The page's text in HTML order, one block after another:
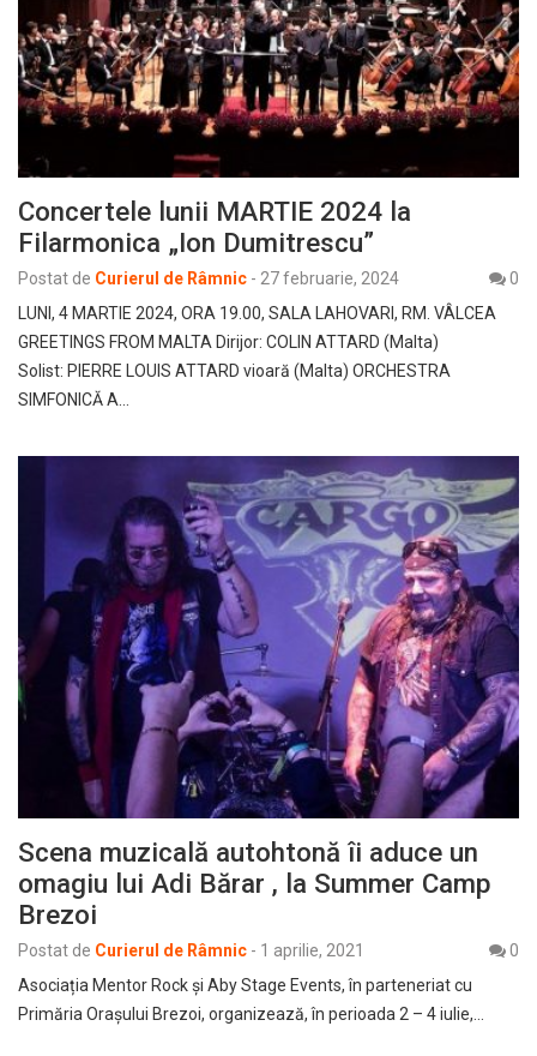
Concertele lunii MARTIE 2024 la
Filarmonica „Ion Dumitrescu”
Postat de Curierul de Râmnic - 27 februarie, 2024
0
LUNI, 4 MARTIE 2024, ORA 19.00, SALA LAHOVARI, RM. VÂLCEA
GREETINGS FROM MALTA Dirijor: COLIN ATTARD (Malta)
Solist: PIERRE LOUIS ATTARD vioară (Malta) ORCHESTRA
SIMFONICĂ A…
Scena muzicală autohtonă îi aduce un
omagiu lui Adi Bărar , la Summer Camp
Brezoi
Postat de Curierul de Râmnic - 1 aprilie, 2021
0
Asociația Mentor Rock și Aby Stage Events, în parteneriat cu
Primăria Oraşului Brezoi, organizează, în perioada 2 – 4 iulie,…